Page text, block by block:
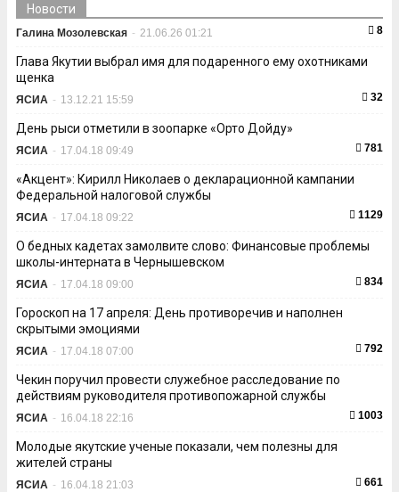
Новости
Галина Мозолевская - 21.06.26 01:21 8
Глава Якутии выбрал имя для подаренного ему охотниками
щенка
ЯСИА - 13.12.21 15:59 32
День рыси отметили в зоопарке «Орто Дойду»
ЯСИА - 17.04.18 09:49 781
«Акцент»: Кирилл Николаев о декларационной кампании
Федеральной налоговой службы
ЯСИА - 17.04.18 09:22 1129
О бедных кадетах замолвите слово: Финансовые проблемы
школы-интерната в Чернышевском
ЯСИА - 17.04.18 09:00 834
Гороскоп на 17 апреля: День противоречив и наполнен
скрытыми эмоциями
ЯСИА - 17.04.18 07:00 792
Чекин поручил провести служебное расследование по
действиям руководителя противопожарной службы
ЯСИА - 16.04.18 22:16 1003
Молодые якутские ученые показали, чем полезны для
жителей страны
ЯСИА - 16.04.18 21:03 661